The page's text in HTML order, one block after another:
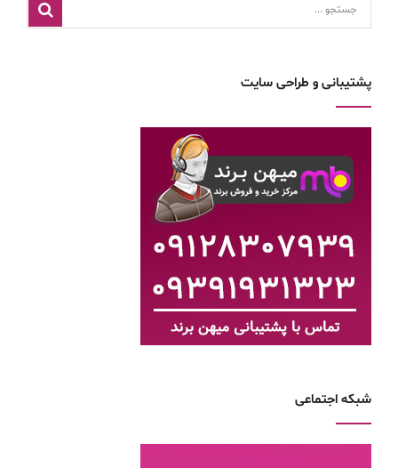
پشتیبانی و طراحی سایت
شبکه اجتماعی